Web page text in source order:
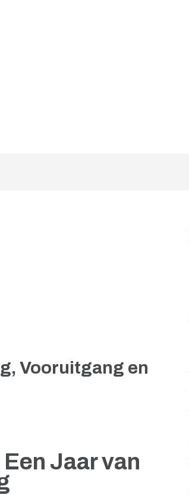
Vooruitgang en
Jaar van